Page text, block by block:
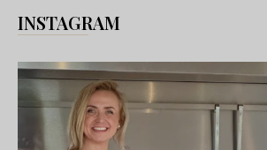
INSTAGRAM